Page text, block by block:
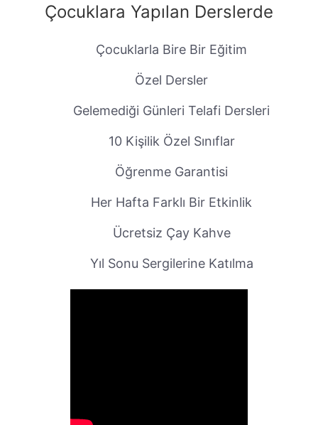
Çocuklara Yapılan Derslerde
Çocuklarla Bire Bir Eğitim
Özel Dersler
Gelemediği Günleri Telafi Dersleri
10 Kişilik Özel Sınıflar
Öğrenme Garantisi
Her Hafta Farklı Bir Etkinlik
Ücretsiz Çay Kahve
Yıl Sonu Sergilerine Katılma